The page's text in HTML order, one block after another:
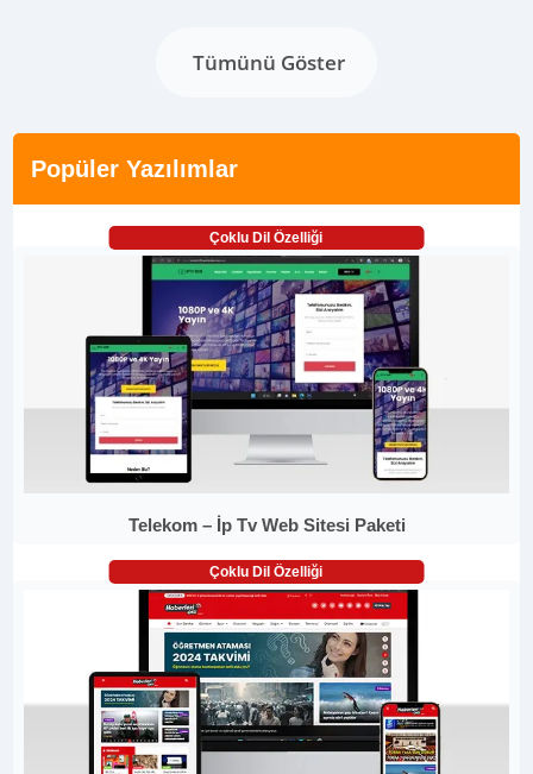
Tümünü Göster
Popüler Yazılımlar
Çoklu Dil Özelliği
Telekom – İp Tv Web Sitesi Paketi
Çoklu Dil Özelliği